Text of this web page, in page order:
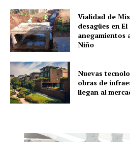
Vialidad de
desagües en
anegamientos
Niño
Nuevas
obras de
llegan al